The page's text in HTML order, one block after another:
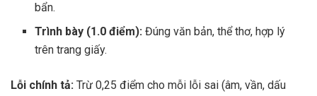
bẩn.
Trình bày (1.0 điểm): Đúng văn bản, thể thơ, hợp lý
trên trang giấy.
Lỗi chính tả: Trừ 0,25 điểm cho mỗi lỗi sai (âm, vần, dấu